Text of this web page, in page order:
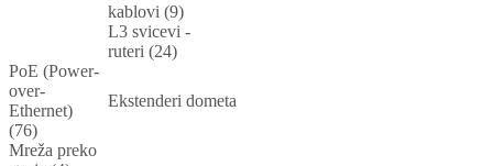
kablovi (9)
L3 svicevi -
ruteri (24)
PoE (Power-
over-
Ethernet)
(76)
Ekstenderi dometa
Mreža preko